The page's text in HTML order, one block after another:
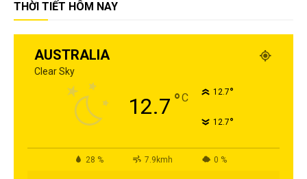
THỜI TIẾT HÔM NAY
AUSTRALIA
Clear Sky
12.7 °C 12.7°
12.7°
28 % 7.9kmh 0 %